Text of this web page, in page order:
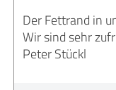
Der Fettrand in
Wir sind sehr
Peter Stückl